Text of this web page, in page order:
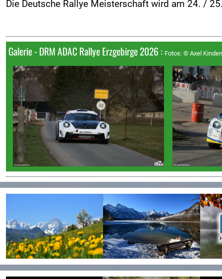
Die Deutsche Rallye Meisterschaft wird am 24. /
Galerie - DRM ADAC Rallye Erzgebirge 2026 : Fotos: © Axel